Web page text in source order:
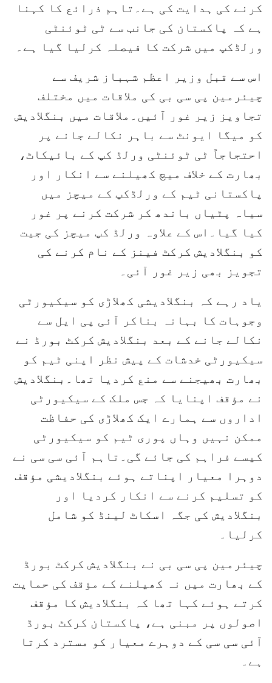
کرنے کی ہدایت کی ہے۔تاہم ذرائع کا کہنا
ہے کہ پاکستان کی جانب سے ٹی ٹوئنٹی
ورلڈکپ میں شرکت کا فیصلہ کرلیا گیا ہے۔
اس سے قبل وزیر اعظم شہباز شریف سے
چیئرمین پی سی بی کی ملاقات میں مختلف
تجاویز زیر غور آئیں۔ملاقات میں بنگلادیش
کو میگا ایونٹ سے باہر نکالے جانے پر
احتجاجاً ٹی ٹوئنٹی ورلڈ کپ کے بائیکاٹ،
بھارت کے خلاف میچ کھیلنے سے انکار اور
پاکستانی ٹیم کے ورلڈکپ کے میچز میں
سیاہ پٹیاں باندھ کر شرکت کرنے پر غور
کیا گیا۔اس کے علاوہ ورلڈ کپ میچز کی جیت
کو بنگلادیش کرکٹ فینز کے نام کرنے کی
تجویز بھی زیر غور آئی۔
یاد رہے کہ بنگلادیشی کھلاڑی کو سیکیورٹی
وجوہات کا بہانہ بناکر آئی پی ایل سے
نکالے جانے کے بعد بنگلادیش کرکٹ بورڈ نے
سیکیورٹی خدشات کے پیش نظر اپنی ٹیم کو
بھارت بھیجنے سے منع کردیا تھا۔بنگلادیش
نے مؤقف اپنایا کہ جس ملک کے سیکیورٹی
اداروں سے ہمارے ایک کھلاڑی کی حفاظت
ممکن نہیں وہاں پوری ٹیم کو سیکیورٹی
کیسے فراہم کی جائے گی۔تاہم آئی سی سی نے
دوہرا معیار اپناتے ہوئے بنگلادیشی مؤقف
کو تسلیم کرنے سے انکار کردیا اور
بنگلادیش کی جگہ اسکاٹ لینڈ کو شامل
کرلیا۔
چیئرمین پی سی بی نے بنگلادیش کرکٹ بورڈ
کے بھارت میں نہ کھیلنے کے مؤقف کی حمایت
کرتے ہوئے کہا تھا کہ بنگلادیش کا مؤقف
اصولوں پر مبنی ہے، پاکستان کرکٹ بورڈ
آئی سی سی کے دوہرے معیار کو مسترد کرتا
ہے۔